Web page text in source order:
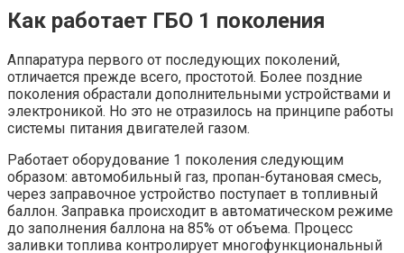
Как работает ГБО 1 поколения
Аппаратура первого от последующих поколений,
отличается прежде всего, простотой. Более поздние
поколения обрастали дополнительными устройствами и
электроникой. Но это не отразилось на принципе работы
системы питания двигателей газом.
Работает оборудование 1 поколения следующим
образом: автомобильный газ, пропан-бутановая смесь,
через заправочное устройство поступает в топливный
баллон. Заправка происходит в автоматическом режиме
до заполнения баллона на 85% от объема. Процесс
заливки топлива контролирует многофункциональный